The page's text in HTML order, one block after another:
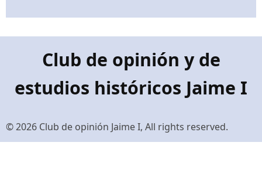
Club de opinión y de
estudios históricos Jaime I
© 2026 Club de opinión Jaime I, All rights reserved.